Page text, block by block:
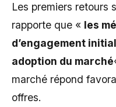
Les premiers retours
rapporte que « les
d’engagement
adoption du marché
marché répond
offres.